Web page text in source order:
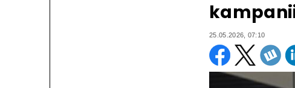
25.05.2026, 07:10